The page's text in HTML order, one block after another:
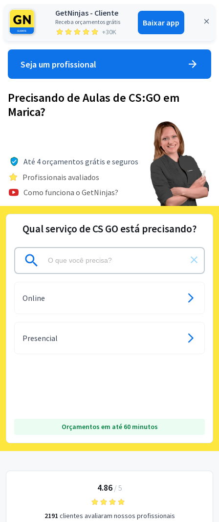
GetNinjas - Cliente
Receba orçamentos grátis
+30K
Baixar app
Entrar
Seja um profissional
Precisando de Aulas de CS:GO em
Marica?
Até 4 orçamentos grátis e seguros
Profissionais avaliados
Como funciona o GetNinjas?
Qual serviço de CS GO está precisando?
Online
Presencial
Orçamentos em até 60 minutos
4.86/ 5
2191 clientes avaliaram nossos profissionais